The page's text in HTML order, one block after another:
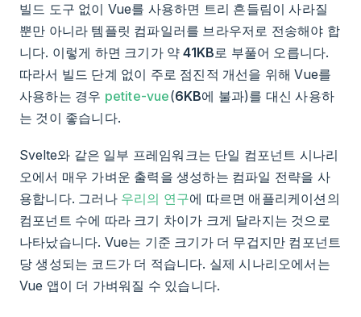
빌드 도구 없이 Vue를 사용하면 트리 흔들림이 사라질
뿐만 아니라 템플릿 컴파일러를 브라우저로 전송해야 합
니다. 이렇게 하면 크기가 약41KB로 부풀어 오릅니다.
따라서 빌드 단계 없이 주로 점진적 개선을 위해 Vue를
사용하는 경우 petite-vue(6KB에 불과)를 대신 사용하
는 것이 좋습니다.
Svelte와 같은 일부 프레임워크는 단일 컴포넌트 시나리
오에서 매우 가벼운 출력을 생성하는 컴파일 전략을 사
용합니다. 그러나 우리의 연구에 따르면 애플리케이션의
컴포넌트 수에 따라 크기 차이가 크게 달라지는 것으로
나타났습니다. Vue는 기준 크기가 더 무겁지만 컴포넌트
당 생성되는 코드가 더 적습니다. 실제 시나리오에서는
Vue 앱이 더 가벼워질 수 있습니다.